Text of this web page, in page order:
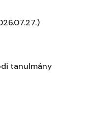
tanulmány